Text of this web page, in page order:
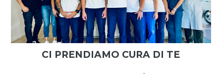
CI PRENDIAMO CURA DI TE